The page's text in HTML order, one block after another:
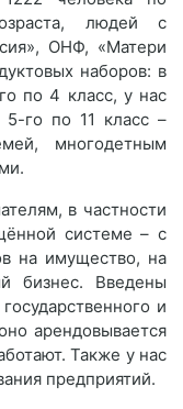
людей с
ОНФ, «Матери
наборов: в
по 4 класс, у нас
го по 11 класс –
многодетным
в частности
системе – с
на имущество, на
бизнес. Введены
и
арендовывается
Также у нас
предприятий.